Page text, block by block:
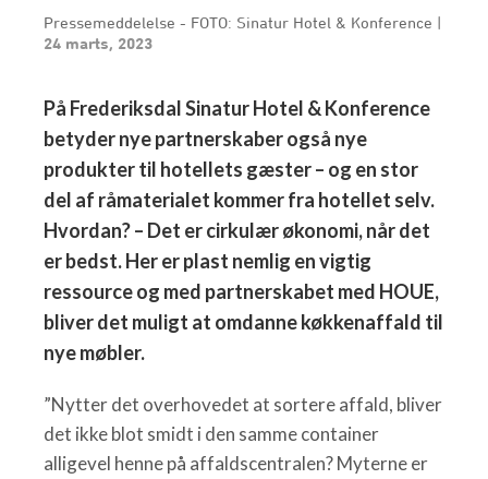
Pressemeddelelse - FOTO: Sinatur Hotel & Konference |
24 marts, 2023
På Frederiksdal Sinatur Hotel & Konference
betyder nye partnerskaber også nye
produkter til hotellets gæster – og en stor
del af råmaterialet kommer fra hotellet selv.
Hvordan? – Det er cirkulær økonomi, når det
er bedst. Her er plast nemlig en vigtig
ressource og med partnerskabet med HOUE,
bliver det muligt at omdanne køkkenaffald til
nye møbler.
”Nytter det overhovedet at sortere affald, bliver
det ikke blot smidt i den samme container
alligevel henne på affaldscentralen? Myterne er